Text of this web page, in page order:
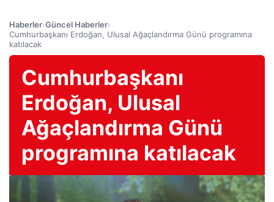
Haberler›Güncel Haberler›
Cumhurbaşkanı Erdoğan, Ulusal Ağaçlandırma Günü programına
katılacak
Cumhurbaşkanı
Erdoğan, Ulusal
Ağaçlandırma Günü
programına katılacak